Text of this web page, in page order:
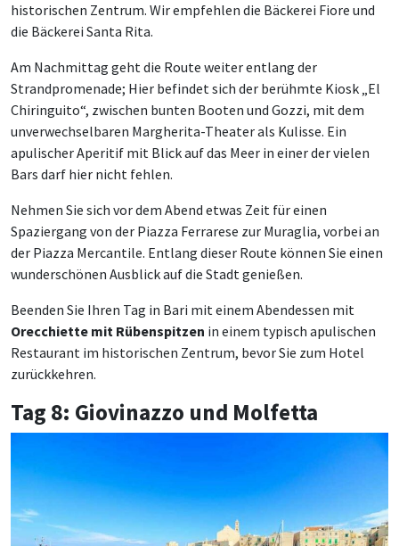
historischen Zentrum. Wir empfehlen die Bäckerei Fiore und
die Bäckerei Santa Rita.
Am Nachmittag geht die Route weiter entlang der
Strandpromenade; Hier befindet sich der berühmte Kiosk „El
Chiringuito“, zwischen bunten Booten und Gozzi, mit dem
unverwechselbaren Margherita-Theater als Kulisse. Ein
apulischer Aperitif mit Blick auf das Meer in einer der vielen
Bars darf hier nicht fehlen.
Nehmen Sie sich vor dem Abend etwas Zeit für einen
Spaziergang von der Piazza Ferrarese zur Muraglia, vorbei an
der Piazza Mercantile. Entlang dieser Route können Sie einen
wunderschönen Ausblick auf die Stadt genießen.
Beenden Sie Ihren Tag in Bari mit einem Abendessen mit
Orecchiette mit Rübenspitzen in einem typisch apulischen
Restaurant im historischen Zentrum, bevor Sie zum Hotel
zurückkehren.
Tag 8: Giovinazzo und Molfetta